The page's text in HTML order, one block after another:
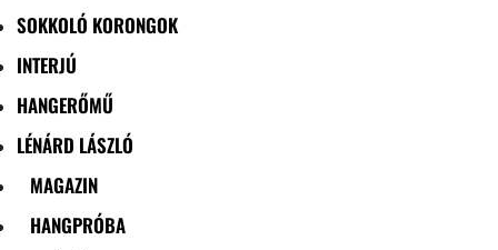
SOKKOLÓ KORONGOK
INTERJÚ
HANGERŐMŰ
LÉNÁRD LÁSZLÓ
MAGAZIN
HANGPRÓBA